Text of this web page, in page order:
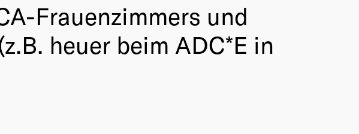
Frauenzimmers und
heuer beim ADC*E in